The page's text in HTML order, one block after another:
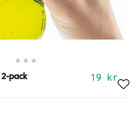
pack 19 kr